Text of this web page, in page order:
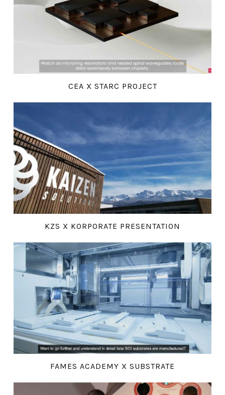
CEA X STARC PROJECT
KZS X KORPORATE PRESENTATION
FAMES ACADEMY X SUBSTRATE